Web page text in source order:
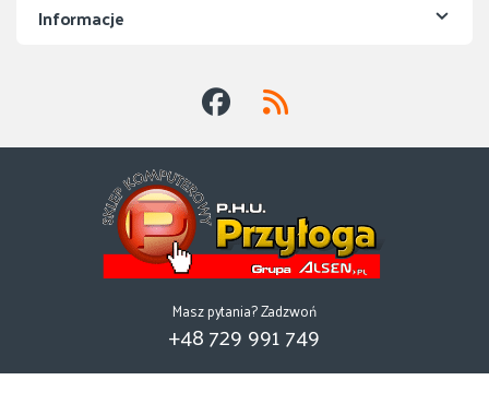
Informacje
Masz pytania? Zadzwoń
+48 729 991 749